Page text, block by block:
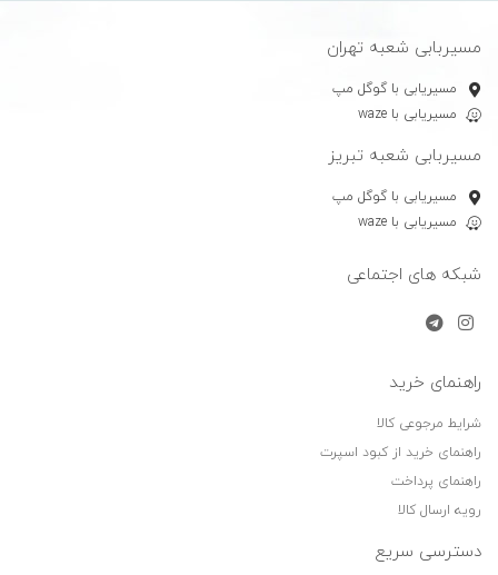
مسیربابی شعبه تهران
مسیریابی با گوگل مپ
مسیریابی با waze
مسیربابی شعبه تبریز
مسیریابی با گوگل مپ
مسیریابی با waze
شبکه های اجتماعی
راهنمای خرید
شرایط مرجوعی کالا
راهنمای خرید از کبود اسپرت
راهنمای پرداخت
رویه ارسال کالا
دسترسی سریع